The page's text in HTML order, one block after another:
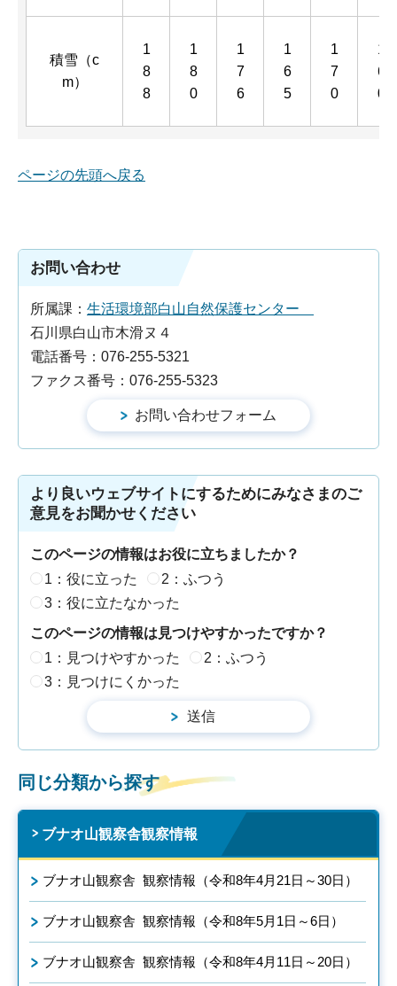
積雪（c
m）
1
8
8
1
8
0
1
7
6
1
6
5
1
7
0
1
6
0
ページの先頭へ戻る
お問い合わせ
所属課： 生活環境部白山自然保護センター
石川県白山市木滑ヌ４
電話番号：076-255-5321
ファクス番号：076-255-5323
より良いウェブサイトにするためにみなさまのご
意見をお聞かせください
このページの情報はお役に立ちましたか？
1：役に立った
2：ふつう
3：役に立たなかった
このページの情報は見つけやすかったですか？
1：見つけやすかった
2：ふつう
3：見つけにくかった
同じ分類から探す
ブナオ山観察舎観察情報
ブナオ山観察舎 観察情報（令和8年4月21日～30日）
ブナオ山観察舎 観察情報（令和8年5月1日～6日）
ブナオ山観察舎 観察情報（令和8年4月11日～20日）